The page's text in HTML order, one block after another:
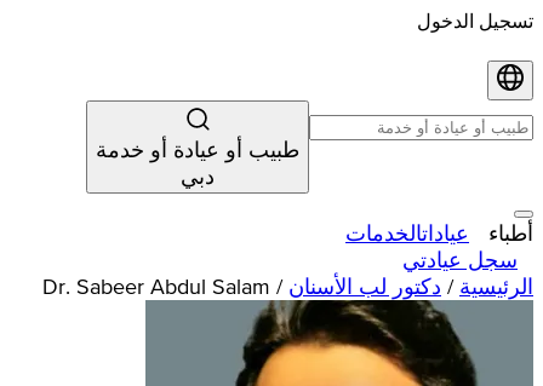
تسجيل الدخول
طبيب أو عيادة أو خدمة
دبي
أطباء عياداتالخدمات
سجل عيادتي
الرئيسية / دكتور لب الأسنان /
Dr. Sabeer Abdul Salam